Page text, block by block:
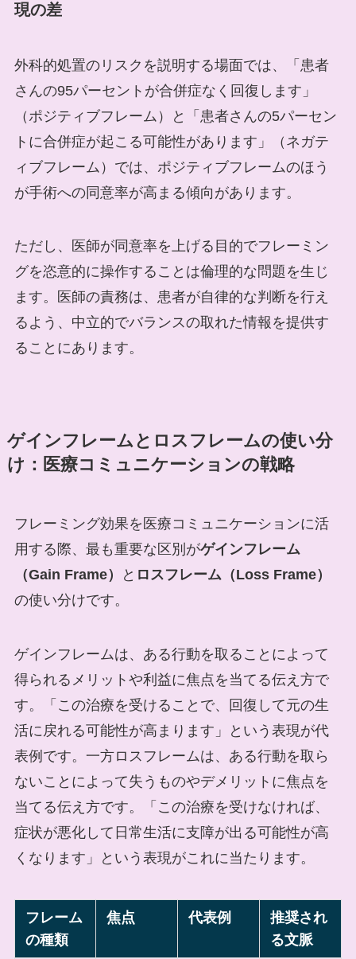
現の差
外科的処置のリスクを説明する場面では、「患者
さんの95パーセントが合併症なく回復します」
（ポジティブフレーム）と「患者さんの5パーセン
トに合併症が起こる可能性があります」（ネガテ
ィブフレーム）では、ポジティブフレームのほう
が手術への同意率が高まる傾向があります。
ただし、医師が同意率を上げる目的でフレーミン
グを恣意的に操作することは倫理的な問題を生じ
ます。医師の責務は、患者が自律的な判断を行え
るよう、中立的でバランスの取れた情報を提供す
ることにあります。
ゲインフレームとロスフレームの使い分
け：医療コミュニケーションの戦略
フレーミング効果を医療コミュニケーションに活
用する際、最も重要な区別がゲインフレーム
（Gain Frame）
と ロスフレーム（Loss Frame）
の使い分けです。
ゲインフレームは、ある行動を取ることによって
得られるメリットや利益に焦点を当てる伝え方で
す。「この治療を受けることで、回復して元の生
活に戻れる可能性が高まります」という表現が代
表例です。一方ロスフレームは、ある行動を取ら
ないことによって失うものやデメリットに焦点を
当てる伝え方です。「この治療を受けなければ、
症状が悪化して日常生活に支障が出る可能性が高
くなります」という表現がこれに当たります。
フレーム
の種類
焦点 代表例
推奨され
る文脈